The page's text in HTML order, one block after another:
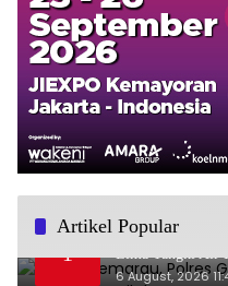
Artikel Popular
1
Musim Kemarau,
6 August, 2026